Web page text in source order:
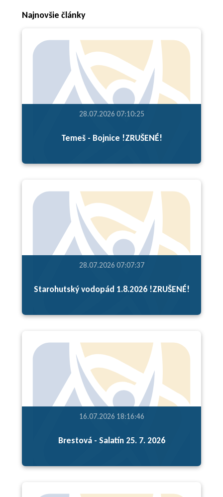
Najnovšie články
28.07.2026 07:10:25
Temeš - Bojnice !ZRUŠENÉ!
28.07.2026 07:07:37
Starohutský vodopád 1.8.2026 !ZRUŠENÉ!
16.07.2026 18:16:46
Brestová - Salatín 25. 7. 2026